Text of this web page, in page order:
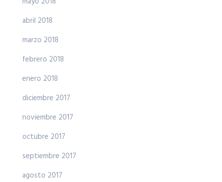
abril 2018
marzo 2018
febrero 2018
enero 2018
diciembre 2017
noviembre 2017
octubre 2017
septiembre 2017
agosto 2017